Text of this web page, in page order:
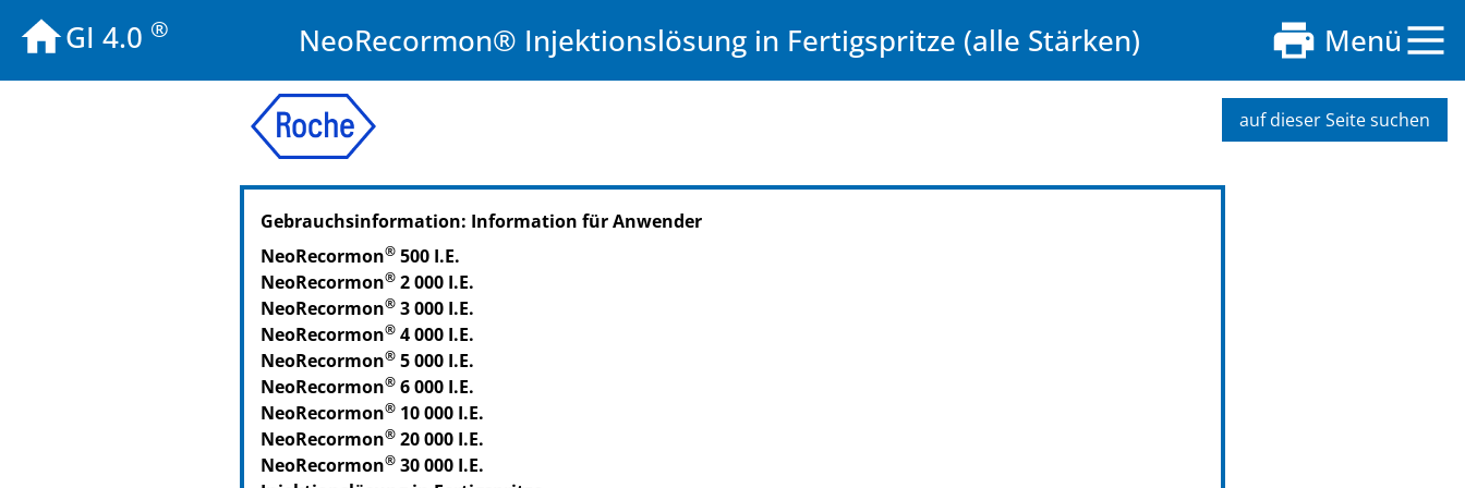
GI 4.0 ® NeoRecormon® Injektionslösung in Fertigspritze (alle Stärken) Menü
auf dieser Seite suchen
PZN: 08778101
PPN: 110877810142
NTIN: 04150087781012
Gebrauchsinformation: Information für Anwender
NeoRecormon® 500 I.E.
NeoRecormon® 2 000 I.E.
NeoRecormon® 3 000 I.E.
NeoRecormon® 4 000 I.E.
NeoRecormon® 5 000 I.E.
NeoRecormon® 6 000 I.E.
NeoRecormon® 10 000 I.E.
NeoRecormon® 20 000 I.E.
NeoRecormon® 30 000 I.E.